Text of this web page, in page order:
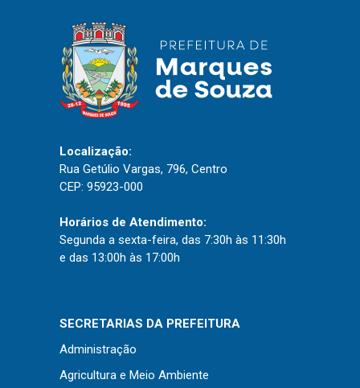
Portal do Cidadão
Portal do Servidor
Diário Oficial (Novo)
Diário Oficial (Até 30/04)
Recursos Humanos
Processo Seletivo
Instruções Normativas
Licitações
Dispensas e Inexigibilidades
Localização:
Rua Getúlio Vargas, 796, Centro
CEP: 95923-000
Horários de Atendimento:
Segunda a sexta-feira, das 7:30h às 11:30h
e das 13:00h às 17:00h
SECRETARIAS DA PREFEITURA
Administração
Agricultura e Meio Ambiente